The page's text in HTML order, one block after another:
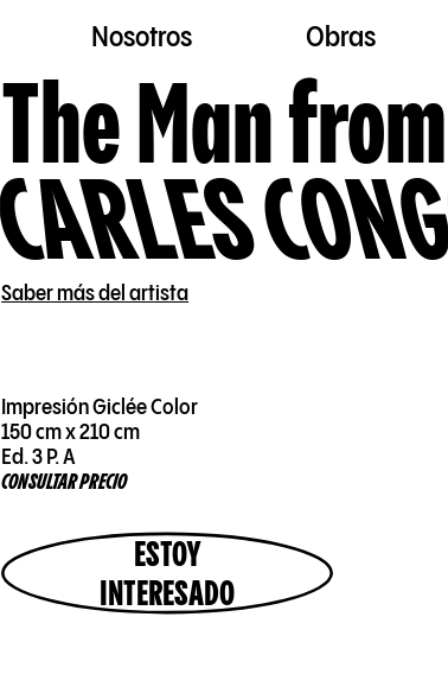
Nosotros Obras
The Man
CARLES
Saber más del artista
Impresión Giclée Color
150 cm x 210 cm
Ed. 3 P. A
CONSULTAR PRECIO
ESTOY
INTERESADO